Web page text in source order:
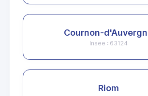
Cournon-
Insee : 63124
Riom